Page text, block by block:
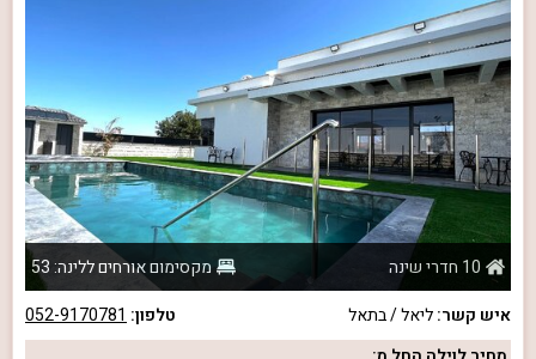
10 חדרי שינה
מקסימום אורחים ללינה: 53
איש קשר:ליאל / בתאל טלפון: 052-9170781